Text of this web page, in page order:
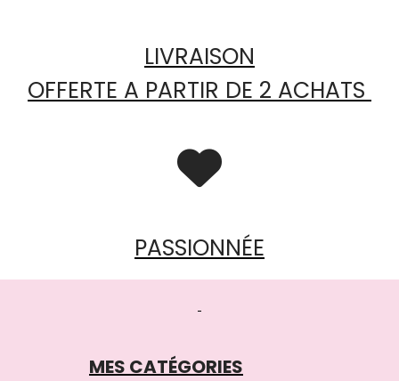
LIVRAISON
OFFERTE A PARTIR DE 2 ACHATS

PASSIONNÉE
MES CATÉGORIES